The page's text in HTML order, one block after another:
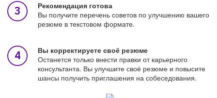
Рекомендация готова
Вы получите перечень советов по улучшению вашего
резюме в текстовом формате.
Вы корректируете своё резюме
Останется только внести правки от карьерного
консультанта. Вы улучшите своё резюме и повысите
шансы получить приглашения на собеседования.